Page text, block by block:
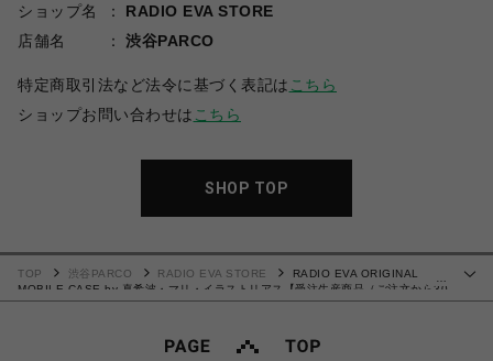
ショップ名
RADIO EVA STORE
店舗名
渋谷PARCO
特定商取引法など法令に基づく表記は こちら
ショップお問い合わせは こちら
SHOP TOP
TOP 渋谷PARCO RADIO EVA STORE
RADIO EVA ORIGINAL
MOBILE CASE by 真希波・マリ・イラストリアス【受注生産商品（ご注文から30
～50日でお届け）】